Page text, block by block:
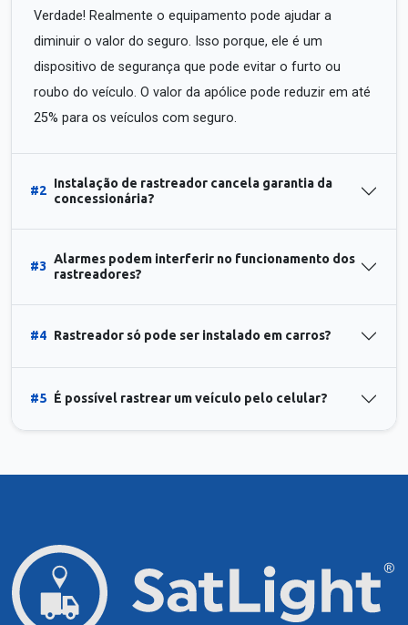
Verdade! Realmente o equipamento pode ajudar a
diminuir o valor do seguro. Isso porque, ele é um
dispositivo de segurança que pode evitar o furto ou
roubo do veículo. O valor da apólice pode reduzir em até
25% para os veículos com seguro.
#2
Instalação de rastreador cancela garantia da
concessionária?
#3
Alarmes podem interferir no funcionamento dos
rastreadores?
#4 Rastreador só pode ser instalado em carros?
#5 É possível rastrear um veículo pelo celular?